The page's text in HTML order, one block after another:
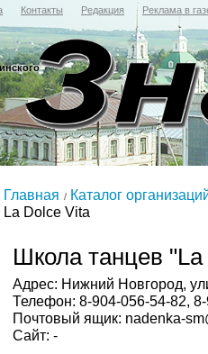
Контакты Редакция Реклама в
Главная
Каталог
La Dolce Vita
Школа танцев
Адрес: Нижний Новгород,
Телефон: 8-904-056-54-82,
Почтовый ящик: nadenka-
Сайт: -